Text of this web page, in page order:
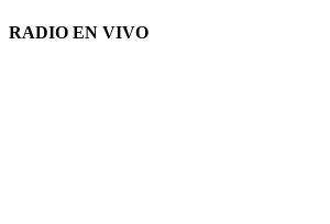
RADIO EN VIVO